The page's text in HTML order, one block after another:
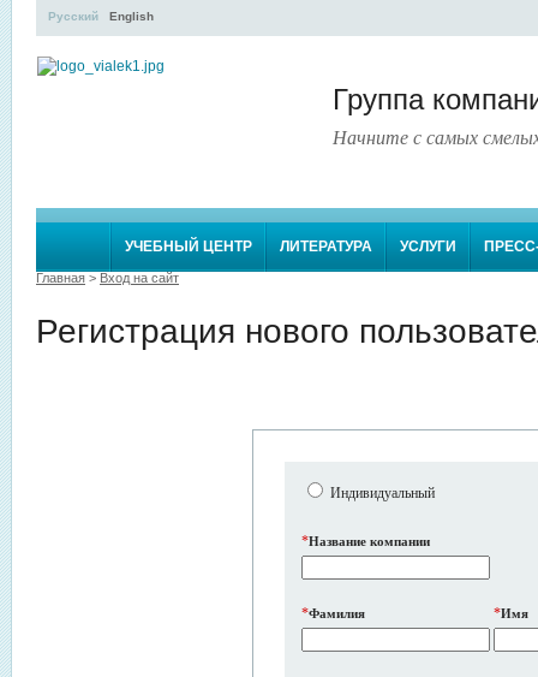
Группа
Начните с самых
Русский English
УЧЕБНЫЙ ЦЕНТР ЛИТЕРАТУРА УСЛУГИ
Главная > Вход на сайт
Регистрация нового
Индивидуальный
*Название компании
*Фамилия *Имя